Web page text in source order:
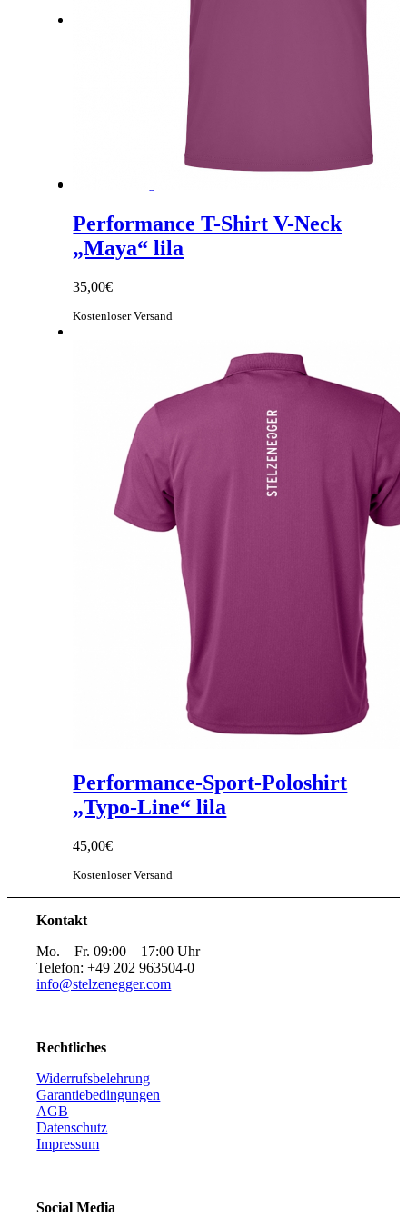
Performance T-Shirt V-Neck
„Maya“ lila
35,00€
Kostenloser Versand
Performance-Sport-Poloshirt
„Typo-Line“ lila
45,00€
Kostenloser Versand
Kontakt
Mo. – Fr. 09:00 – 17:00 Uhr
Telefon: +49 202 963504-0
info@stelzenegger.com
Rechtliches
Widerrufsbelehrung
Garantiebedingungen
AGB
Datenschutz
Impressum
Social Media